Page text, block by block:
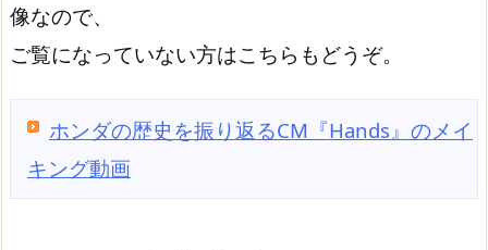
像なので、
ご覧になっていない方はこちらもどうぞ。
ホンダの歴史を振り返るCM『Hands』のメイ
キング動画